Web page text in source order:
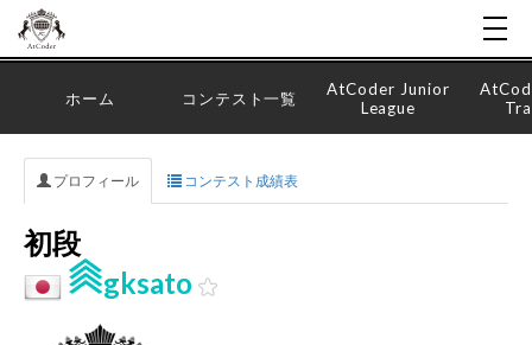
ホーム コンテスト一覧
AtCoder Junior
League
プロフィール コンテスト成績表
初段
gksato